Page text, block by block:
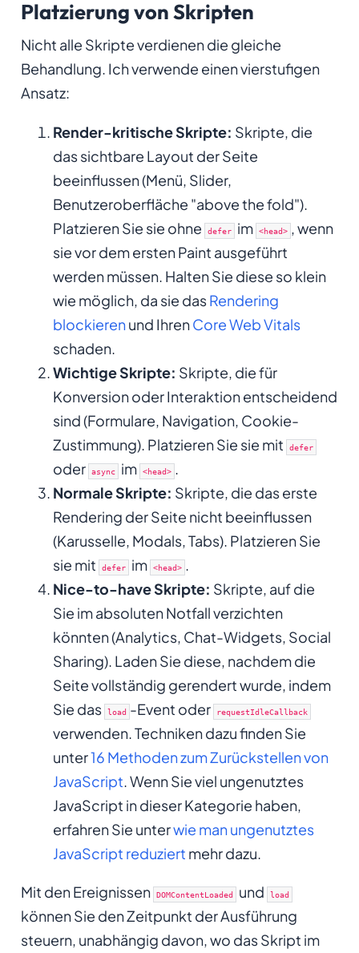
Platzierung von Skripten
Nicht alle Skripte verdienen die gleiche
Behandlung. Ich verwende einen vierstufigen
Ansatz:
Render-kritische Skripte: Skripte, die
das sichtbare Layout der Seite
beeinflussen (Menü, Slider,
Benutzeroberfläche "above the fold").
Platzieren Sie sie ohne
defer im <head> , wenn
sie vor dem ersten Paint ausgeführt
werden müssen. Halten Sie diese so klein
wie möglich, da sie dasRendering
blockierenund IhrenCore Web Vitals
schaden.
Wichtige Skripte: Skripte, die für
Konversion oder Interaktion entscheidend
sind (Formulare, Navigation, Cookie-
Zustimmung). Platzieren Sie sie mit
defer
oder async im <head> .
Normale Skripte: Skripte, die das erste
Rendering der Seite nicht beeinflussen
(Karusselle, Modals, Tabs). Platzieren Sie
sie mit
defer im <head> .
Nice-to-have Skripte: Skripte, auf die
Sie im absoluten Notfall verzichten
könnten (Analytics, Chat-Widgets, Social
Sharing). Laden Sie diese, nachdem die
Seite vollständig gerendert wurde, indem
Sie das load -Event oder requestIdleCallback
verwenden. Techniken dazu finden Sie
unter16 Methoden zum Zurückstellen von
JavaScript. Wenn Sie viel ungenutztes
JavaScript in dieser Kategorie haben,
erfahren Sie unterwie man ungenutztes
JavaScript reduziert mehr dazu.
Mit den Ereignissen DOMContentLoaded und load
können Sie den Zeitpunkt der Ausführung
steuern, unabhängig davon, wo das Skript im